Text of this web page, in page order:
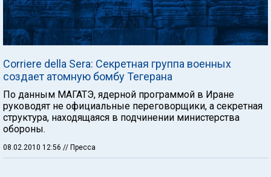
Corriere della Sera: Секретная группа военных
создает атомную бомбу Тегерана
По данным МАГАТЭ, ядерной программой в Иране
руководят не официальные переговорщики, а секретная
структура, находящаяся в подчинении министерства
обороны.
08.02.2010 12:56 // Пресса